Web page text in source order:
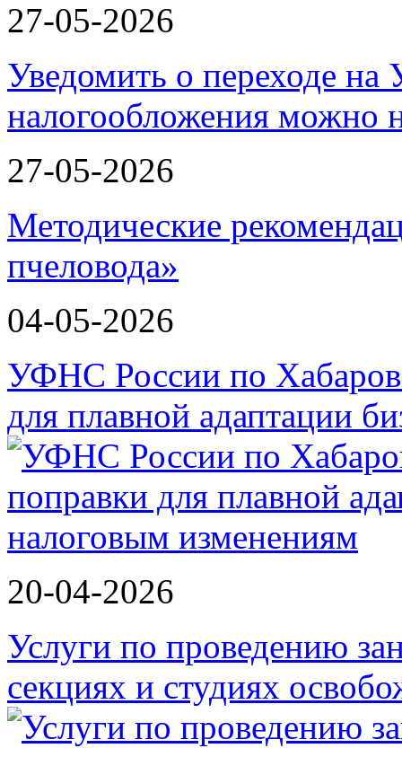
27-05-2026
Уведомить о переходе
налогообложения можно
27-05-2026
Методические
пчеловода»
04-05-2026
УФНС России по
для плавной адаптации
20-04-2026
Услуги по проведению
секциях и студиях